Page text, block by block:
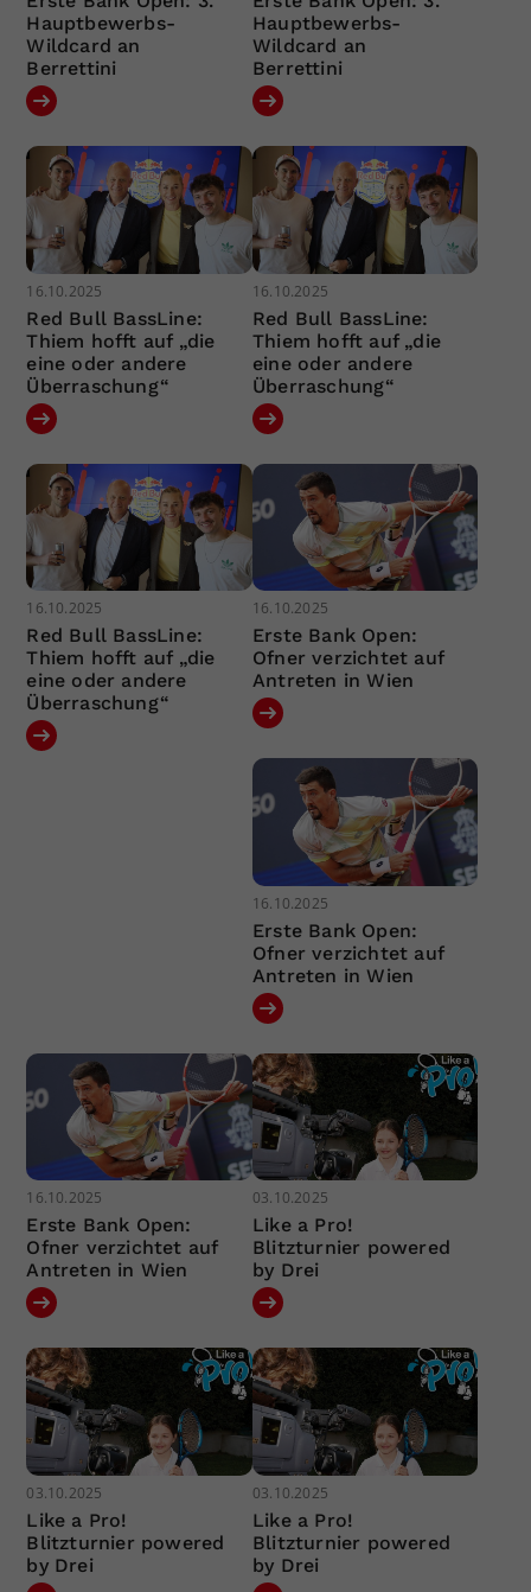
Hauptbewerbs-
Wildcard an
Berrettini
Hauptbewerbs-
Wildcard an
Berrettini
16.10.2025
Red Bull BassLine:
Thiem hofft auf „die
eine oder andere
Überraschung“
16.10.2025
Red Bull BassLine:
Thiem hofft auf „die
eine oder andere
Überraschung“
16.10.2025
Red Bull BassLine:
Thiem hofft auf „die
eine oder andere
Überraschung“
16.10.2025
Erste Bank Open:
Ofner verzichtet auf
Antreten in Wien
16.10.2025
Erste Bank Open:
Ofner verzichtet auf
Antreten in Wien
16.10.2025
Erste Bank Open:
Ofner verzichtet auf
Antreten in Wien
03.10.2025
Like a Pro!
Blitzturnier powered
by Drei
03.10.2025
Like a Pro!
Blitzturnier powered
by Drei
03.10.2025
Like a Pro!
Blitzturnier powered
by Drei